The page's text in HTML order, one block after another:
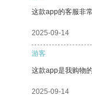
这款app的客服非
2025-09-14
游客
这款app是我购物
2025-09-14